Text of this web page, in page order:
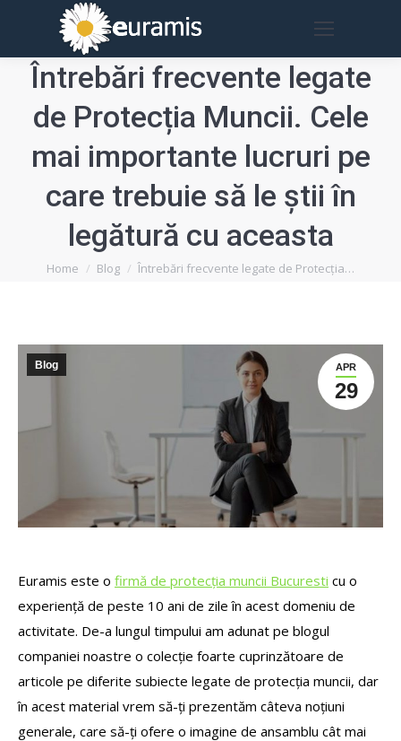
Întrebări frecvente legate
de Protecția Muncii. Cele
mai importante lucruri pe
care trebuie să le știi în
legătură cu aceasta
You are here:
Home Blog Întrebări frecvente legate de Protecția…
APR
29
Blog
Euramis este o firmă de protecția muncii Bucuresti cu o
experiență de peste 10 ani de zile în acest domeniu de
activitate. De-a lungul timpului am adunat pe blogul
companiei noastre o colecție foarte cuprinzătoare de
articole pe diferite subiecte legate de protecția muncii, dar
în acest material vrem să-ți prezentăm câteva noțiuni
generale, care să-ți ofere o imagine de ansamblu cât mai